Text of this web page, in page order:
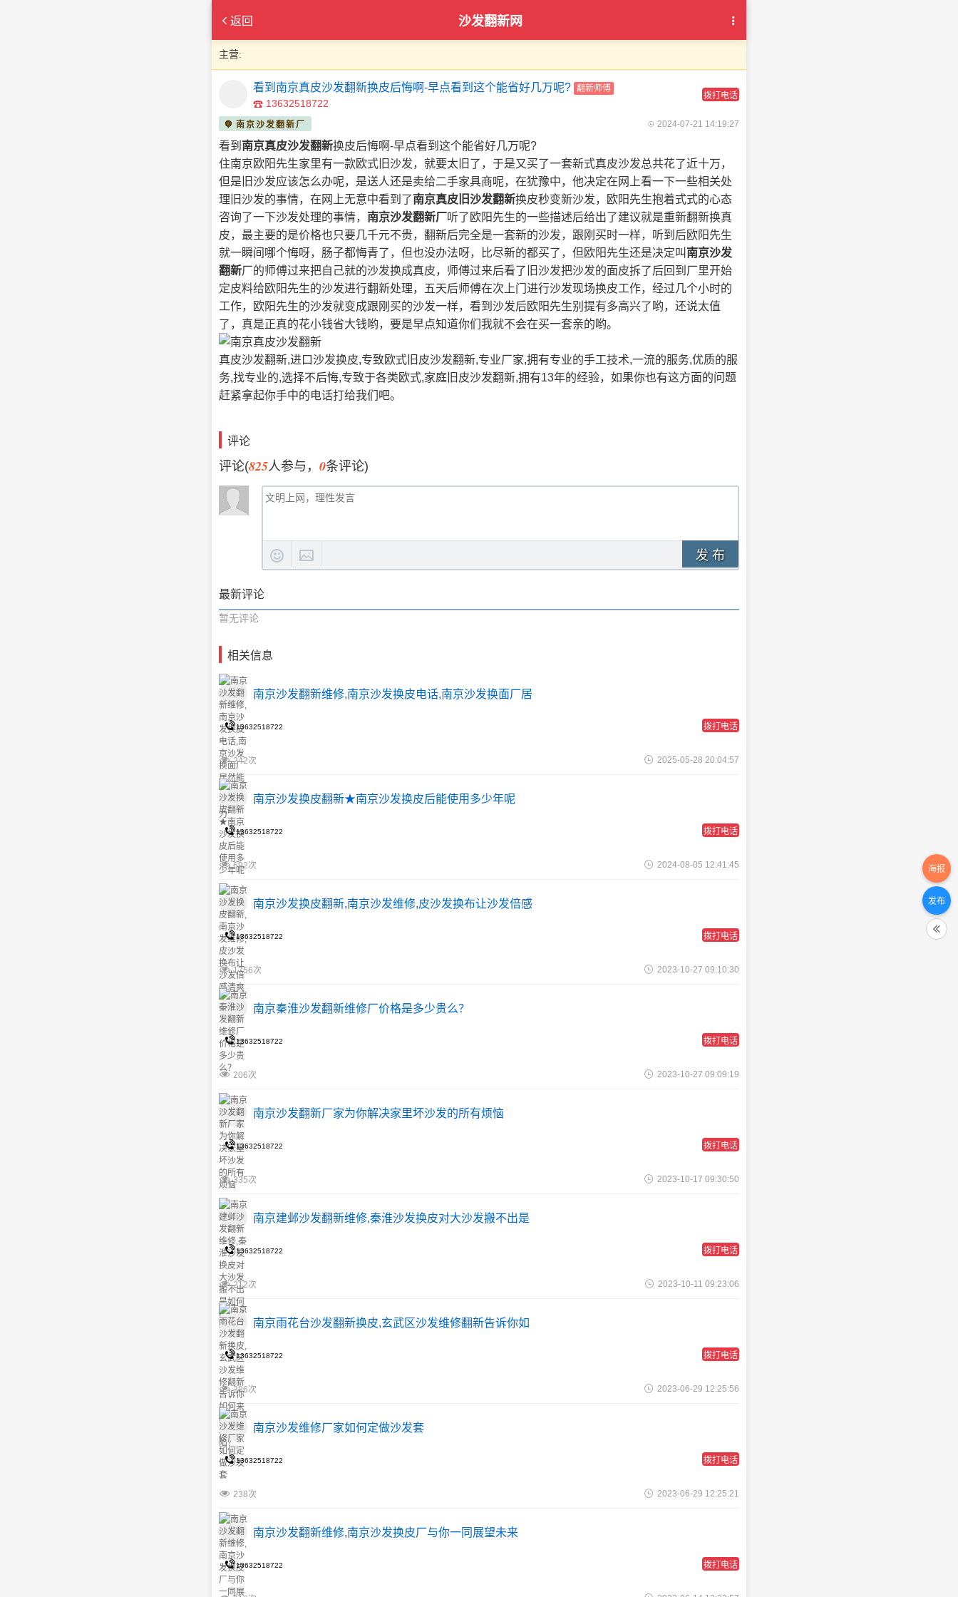
返回 沙发翻新网
主营:
看到南京真皮沙发翻新换皮后悔啊-早点看到这个能省好几万呢? 翻新师傅
13632518722
拨打电话
南京沙发翻新厂 2024-07-21 14:19:27
看到 南京真皮沙发翻新换皮后悔啊-早点看到这个能省好几万呢?
住南京欧阳先生家里有一款欧式旧沙发，就要太旧了，于是又买了一套新式真皮沙发总共花了近十万，
但是旧沙发应该怎么办呢，是送人还是卖给二手家具商呢，在犹豫中，他决定在网上看一下一些相关处
理旧沙发的事情，在网上无意中看到了南京真皮旧沙发翻新换皮秒变新沙发，欧阳先生抱着式式的心态
咨询了一下沙发处理的事情， 南京沙发翻新厂听了欧阳先生的一些描述后给出了建议就是重新翻新换真
皮，最主要的是价格也只要几千元不贵，翻新后完全是一套新的沙发，跟刚买时一样，听到后欧阳先生
就一瞬间哪个悔呀，肠子都悔青了，但也没办法呀，比尽新的都买了，但欧阳先生还是决定叫 南京沙发
翻新厂的师傅过来把自己就的沙发换成真皮，师傅过来后看了旧沙发把沙发的面皮拆了后回到厂里开始
定皮料给欧阳先生的沙发进行翻新处理，五天后师傅在次上门进行沙发现场换皮工作，经过几个小时的
工作，欧阳先生的沙发就变成跟刚买的沙发一样，看到沙发后欧阳先生别提有多高兴了哟，还说太值
了，真是正真的花小钱省大钱哟，要是早点知道你们我就不会在买一套亲的哟。
真皮沙发翻新,进口沙发换皮,专致欧式旧皮沙发翻新,专业厂家,拥有专业的手工技术,一流的服务,优质的服
务,找专业的,选择不后悔,专致于各类欧式,家庭旧皮沙发翻新,拥有13年的经验，如果你也有这方面的问题
赶紧拿起你手中的电话打给我们吧。
海报
发布
评论
评论(825人参与， 0条评论)
发 布
最新评论
暂无评论
相关信息
南京沙发翻新维修,南京沙发换皮电话,南京沙发换面厂居
13632518722 拨打电话
242次 2025-05-28 20:04:57
南京沙发换皮翻新★南京沙发换皮后能使用多少年呢
13632518722 拨打电话
692次 2024-08-05 12:41:45
南京沙发换皮翻新,南京沙发维修,皮沙发换布让沙发倍感
13632518722 拨打电话
1756次 2023-10-27 09:10:30
南京秦淮沙发翻新维修厂价格是多少贵么？
13632518722 拨打电话
206次 2023-10-27 09:09:19
南京沙发翻新厂家为你解决家里坏沙发的所有烦恼
13632518722 拨打电话
335次 2023-10-17 09:30:50
南京建邺沙发翻新维修,秦淮沙发换皮对大沙发搬不出是
13632518722 拨打电话
212次 2023-10-11 09:23:06
南京雨花台沙发翻新换皮,玄武区沙发维修翻新告诉你如
13632518722 拨打电话
386次 2023-06-29 12:25:56
南京沙发维修厂家如何定做沙发套
13632518722 拨打电话
238次 2023-06-29 12:25:21
南京沙发翻新维修,南京沙发换皮厂与你一同展望未来
13632518722 拨打电话